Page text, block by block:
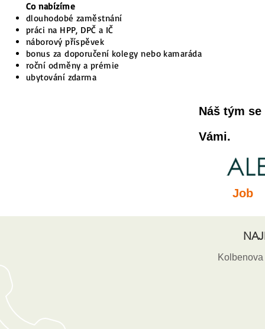
Co nabízíme
dlouhodobé zaměstnání
práci na HPP, DPČ a IČ
náborový příspěvek
bonus zadoporučení kolegy nebo kamaráda
roční odměny a prémie
ubytování zdarma
Náš tým
Vámi.
Job